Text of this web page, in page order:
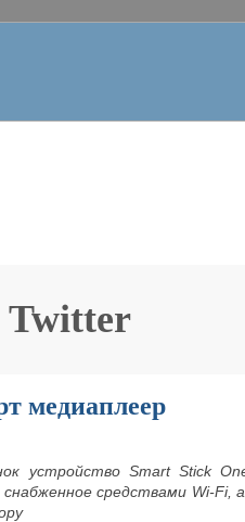
Twitter
медиаплеер
устройство SmartStick
средствами Wi-Fi,